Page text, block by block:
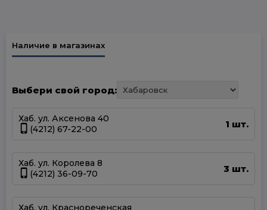
Наличие в магазинах
Выбери свой город:
Хаб. ул. Аксенова 40
(4212) 67-22-00
1 шт.
Хаб. ул. Королева 8
(4212) 36-09-70
3 шт.
Хаб. ул. Краснореченская